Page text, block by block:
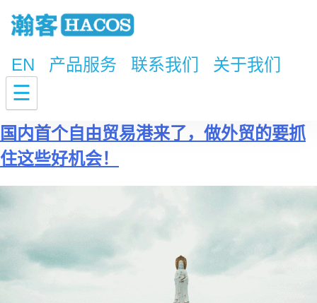
EN 产品服务 联系我们 关于我们
☰
标签：
国内首个自由贸易港来了，做外贸的要抓
住这些好机会！